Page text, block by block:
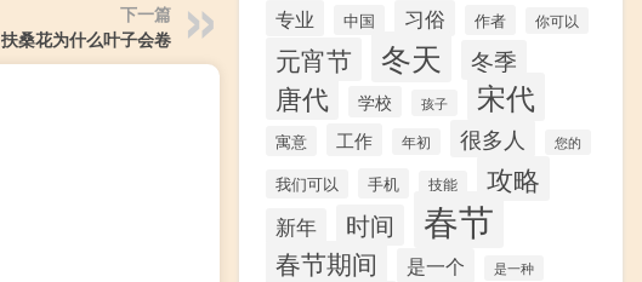
下一篇
扶桑花为什么叶子会卷
专业 中国 习俗 作者 你可以
元宵节 冬天 冬季
唐代 学校 孩子 宋代
寓意 工作 年初 很多人 您的
我们可以 手机 技能 攻略
新年 时间 春节
春节期间 是一个 是一种